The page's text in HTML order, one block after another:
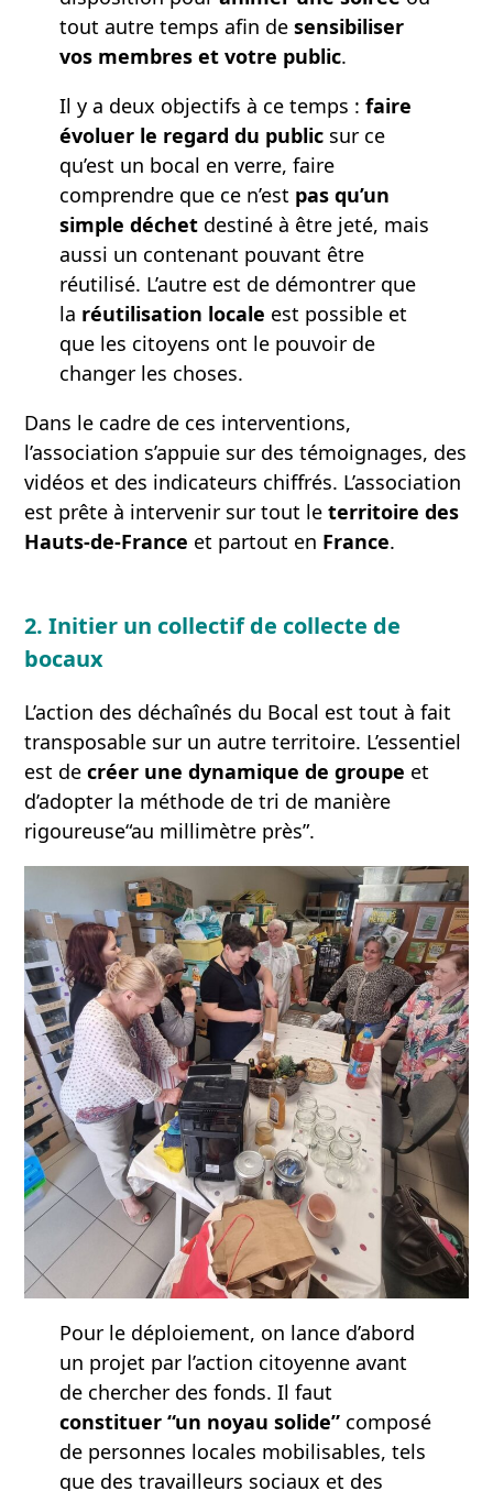
tout autre temps afin desensibiliser
vos membres et votre public.
Il y a deux objectifs à ce temps :faire
évoluer le regard du public sur ce
qu’est un bocal en verre, faire
comprendre que ce n’est pas qu’un
simple déchet destiné à être jeté, mais
aussi un contenant pouvant être
réutilisé. L’autre est de démontrer que
la réutilisation locale est possible et
que les citoyens ont le pouvoir de
changer les choses.
Dans le cadre de ces interventions,
l’association s’appuie sur des témoignages, des
vidéos et des indicateurs chiffrés. L’association
est prête à intervenir sur tout le territoire des
Hauts-de-France et partout en France.
2. Initier un collectif de collecte de
bocaux
L’action des déchaînés du Bocal est tout à fait
transposable sur un autre territoire. L’essentiel
est de créer une dynamique de groupe et
d’adopter la méthode de tri de manière
rigoureuse“au millimètre près”.
Pour le déploiement, on lance d’abord
un projet par l’action citoyenne avant
de chercher des fonds. Il faut
constituer “un noyau solide” composé
de personnes locales mobilisables, tels
que des travailleurs sociaux et des